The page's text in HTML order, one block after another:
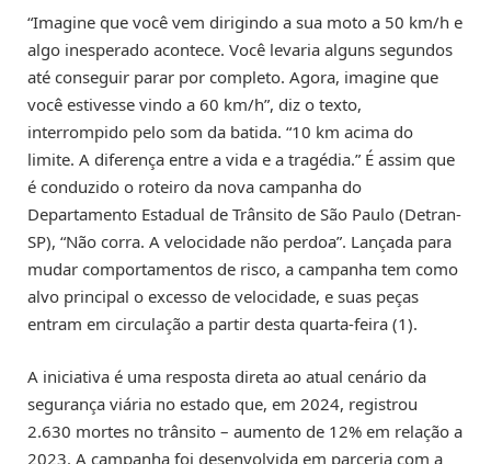
“Imagine que você vem dirigindo a sua moto a 50 km/h e
algo inesperado acontece. Você levaria alguns segundos
até conseguir parar por completo. Agora, imagine que
você estivesse vindo a 60 km/h”, diz o texto,
interrompido pelo som da batida. “10 km acima do
limite. A diferença entre a vida e a tragédia.” É assim que
é conduzido o roteiro da nova campanha do
Departamento Estadual de Trânsito de São Paulo (Detran-
SP), “Não corra. A velocidade não perdoa”. Lançada para
mudar comportamentos de risco, a campanha tem como
alvo principal o excesso de velocidade, e suas peças
entram em circulação a partir desta quarta-feira (1).
A iniciativa é uma resposta direta ao atual cenário da
segurança viária no estado que, em 2024, registrou
2.630 mortes no trânsito – aumento de 12% em relação a
2023. A campanha foi desenvolvida em parceria com a